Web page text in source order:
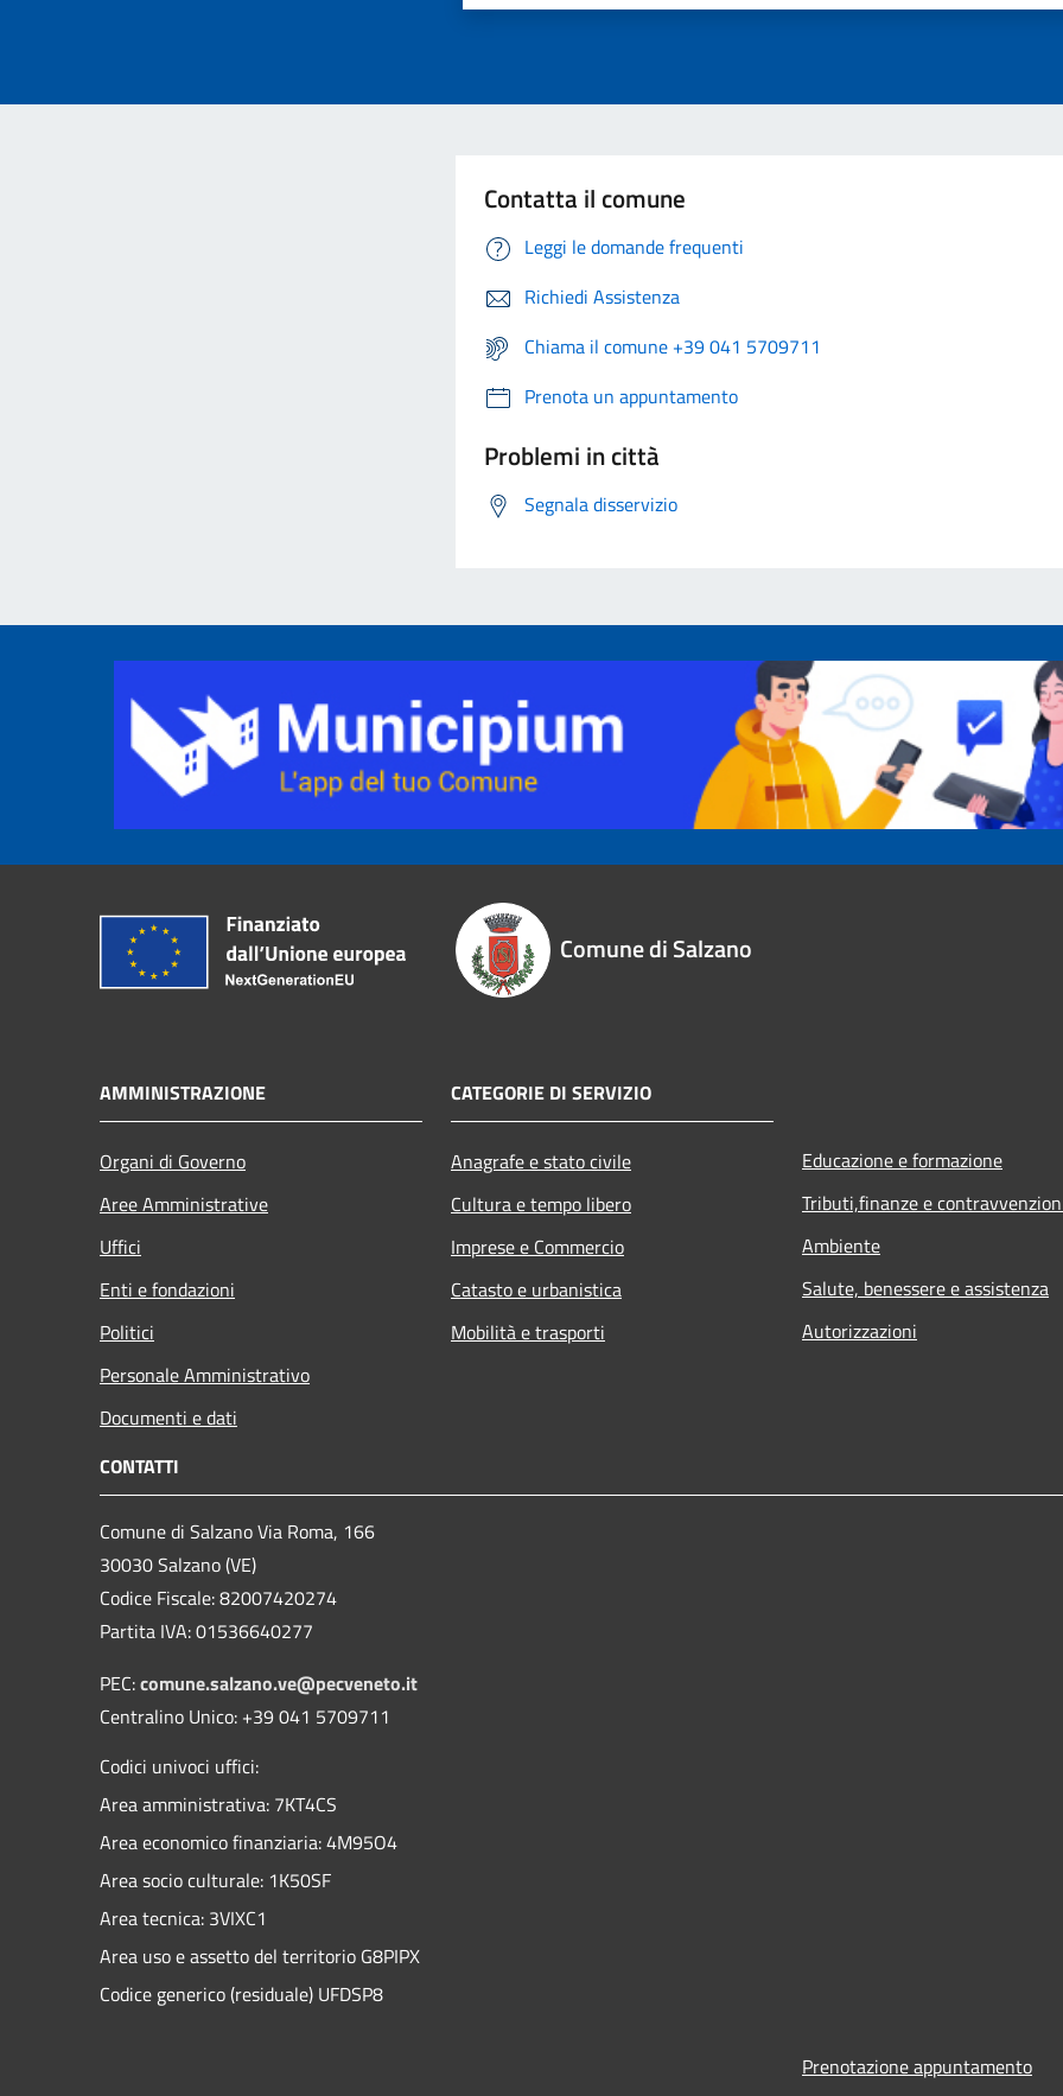
Contatta il comune
Leggi le domande frequenti
Richiedi Assistenza
Chiama il comune +39 041 5709711
Prenota un appuntamento
Problemi in città
Segnala disservizio
Comune di Salzano
AMMINISTRAZIONE
Organi di Governo
Aree Amministrative
Uffici
Enti e fondazioni
Politici
Personale Amministrativo
Documenti e dati
CATEGORIE DI SERVIZIO
Anagrafe e stato civile
Cultura e tempo libero
Imprese e Commercio
Catasto e urbanistica
Mobilità e trasporti
Educazione e formazione
Tributi,finanze e
Ambiente
Salute, benessere e assistenza
Autorizzazioni
CONTATTI
Comune di Salzano Via Roma, 166
30030 Salzano (VE)
Codice Fiscale: 82007420274
Partita IVA: 01536640277
PEC:comune.salzano.ve@pecveneto.it
Centralino Unico: +39 041 5709711
Codici univoci uffici:
Area amministrativa: 7KT4CS
Area economico finanziaria: 4M95O4
Area socio culturale: 1K50SF
Area tecnica: 3VIXC1
Area uso e assetto del territorio G8PIPX
Codice generico (residuale) UFDSP8
Prenotazione appuntamento